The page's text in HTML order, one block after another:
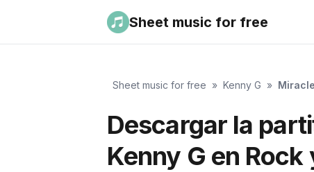
Sheet music for free
Sheet music for free » Kenny G »
Descargar la
Kenny G en Rock